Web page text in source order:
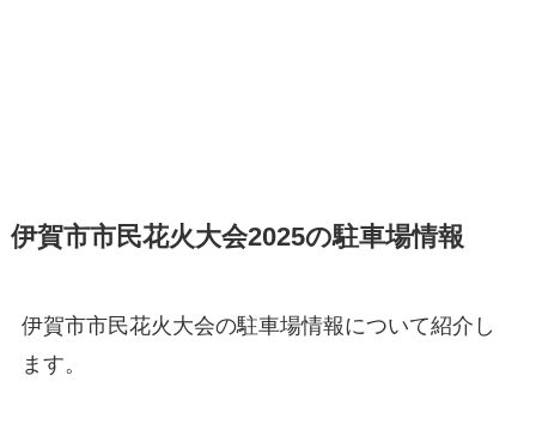
伊賀市市民花火大会2025の駐車場情報
伊賀市市民花火大会の駐車場情報について紹介し
ます。